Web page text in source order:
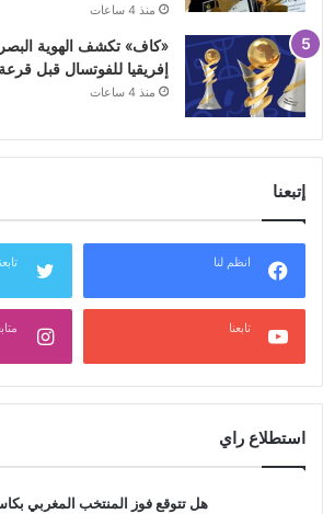
منذ 4 ساعات
«كاف» تكشف الهوية
إفريقيا للفوتسال قبل قرعة
منذ 4 ساعات
إتبعنا
انظم لنا
تابعنا
استطلاع راي
هل تتوقع فوز المنتخب المغربي